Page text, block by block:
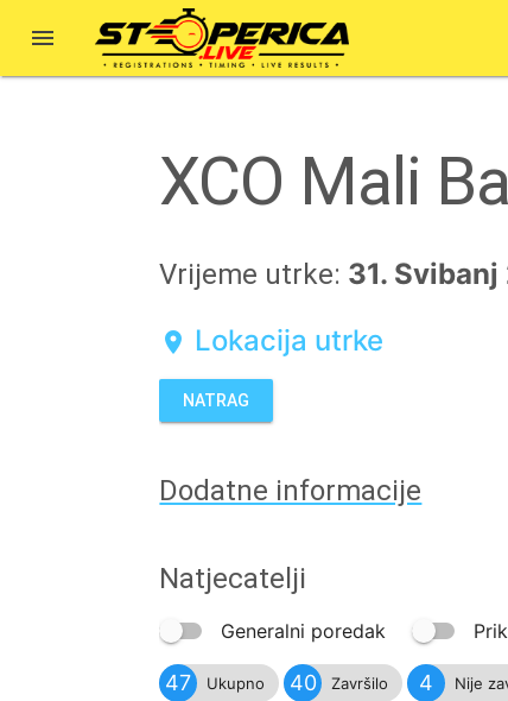

XCO Mali
Vrijeme utrke: 31.
location_on Lokacija utrke
NATRAG
Dodatne informacije
Natjecatelji
Generalni poredak
47 Ukupno 40 Završilo 4 Nije